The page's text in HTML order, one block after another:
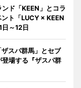
ド「KEEN」とコラ
ト「LUCY × KEEN
～12日
ザスパ群馬」とセブ
場する『ザスパ群